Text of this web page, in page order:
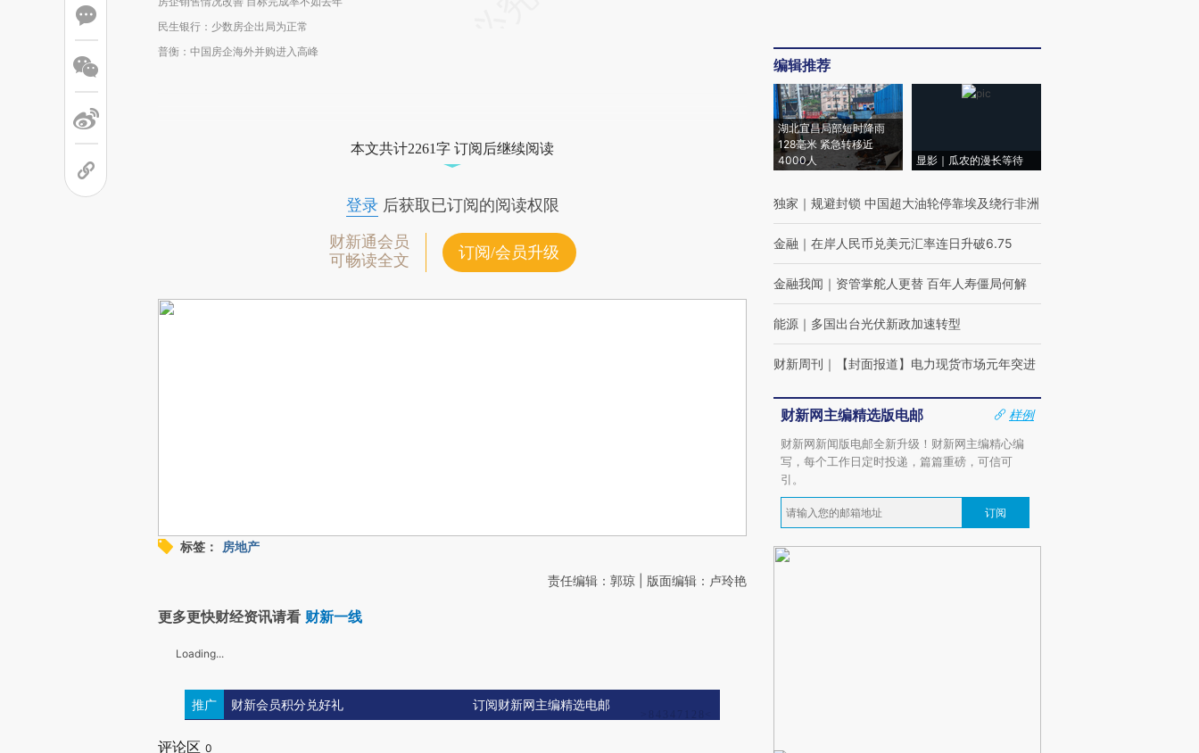
民生银行：少数房企出局为正常
普衡：中国房企海外并购进入高峰
本文共计2261字 订阅后继续阅读
登录后获取已订阅的阅读权限
财新通会员
可畅读全文
订阅/会员升级
标签： 房地产
责任编辑：郭琼 | 版面编辑：卢玲艳
更多更快财经资讯请看 财新一线
Loading...
推广 财新会员积分兑好礼 订阅财新网主编精选电邮
评论区 0
编辑推荐
湖北宜昌局部短时降雨
128毫米 紧急转移近
4000人
显影｜瓜农的漫长等待
独家 ｜ 规避封锁 中国超大油轮停靠埃及绕行非洲
金融 ｜ 在岸人民币兑美元汇率连日升破6.75
金融我闻 ｜ 资管掌舵人更替 百年人寿僵局何解
能源 ｜ 多国出台光伏新政加速转型
财新周刊 ｜ 【封面报道】电力现货市场元年突进
财新网主编精选版电邮
样例
财新网新闻版电邮全新升级！财新网主编精心编
写，每个工作日定时投递，篇篇重磅，可信可
引。
订阅